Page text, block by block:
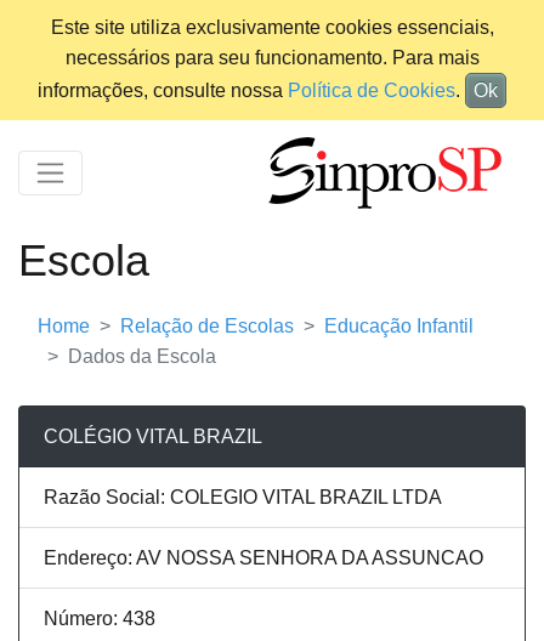
Este site utiliza exclusivamente cookies essenciais,
necessários para seu funcionamento. Para mais
informações, consulte nossa Política de Cookies. Ok
Escola
Home Relação de Escolas
Educação Infantil
Dados da Escola
COLÉGIO VITAL BRAZIL
Razão Social: COLEGIO VITAL BRAZIL LTDA
Endereço: AV NOSSA SENHORA DA ASSUNCAO
Número: 438